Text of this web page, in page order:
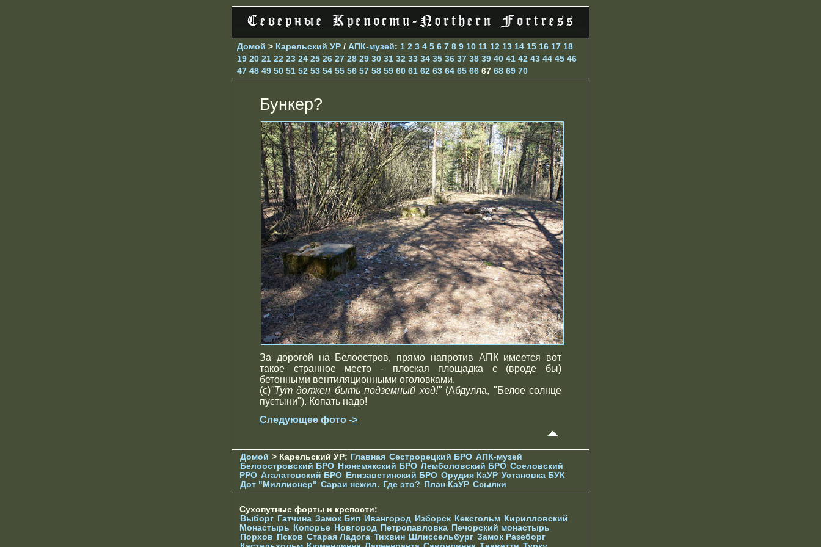
Домой > Карельский УР / АПК-музей: 1 2 3 4 5 6 7 8 9 10 11 12 13 14 15 16 17 18
19 20 21 22 23 24 25 26 27 28 29 30 31 32 33 34 35 36 37 38 39 40 41 42 43 44 45 46
47 48 49 50 51 52 53 54 55 56 57 58 59 60 61 62 63 64 65 66 67 68 69 70
Бункер?
За дорогой на Белоостров, прямо напротив АПК имеется вот
такое странное место - плоская площадка с (вроде бы)
бетонными вентиляционными оголовками.
(с)"Тут должен быть подземный ход!"(Абдулла, "Белое солнце
пустыни"). Копать надо!
Следующее фото ->
Домой > Карельский УР: Главная Сестрорецкий БРО АПК-музей
Белоостровский БРО Нюнемякский БРО Лемболовский БРО Соеловский
РРО Агалатовский БРО Елизаветинcкий БРО Орудия КаУР Установка БУК
Дот "Миллионер" Сараи нежил. Где это? План КаУР Ссылки
Сухопутные форты и крепости:
Выборг Гатчина Замок Бип Ивангород Изборск Кексгольм Кирилловский
Монастырь Копорье Новгород Петропавловка Печорcкий монастырь
Порхов Псков Старая Ладога Тихвин Шлиссельбург Замок Разеборг